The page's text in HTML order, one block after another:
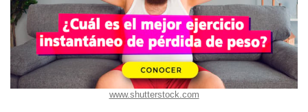
www.shutterstock.com